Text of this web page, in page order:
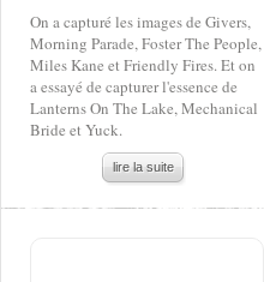
On a capturé les images de Givers,
Morning Parade, Foster The People,
Miles Kane et Friendly Fires. Et on
a essayé de capturer l'essence de
Lanterns On The Lake, Mechanical
Bride et Yuck.
lire la suite